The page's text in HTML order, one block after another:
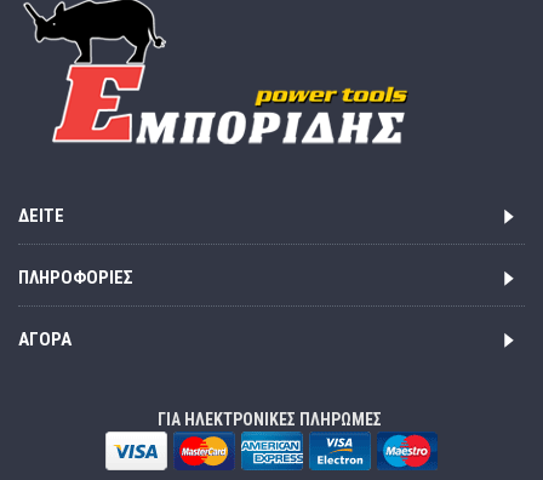
ΔΕΊΤΕ
ΠΛΗΡΟΦΟΡΊΕΣ
ΑΓΟΡΆ
ΓΙΑ ΗΛΕΚΤΡΟΝΙΚΕΣ ΠΛΗΡΩΜΕΣ